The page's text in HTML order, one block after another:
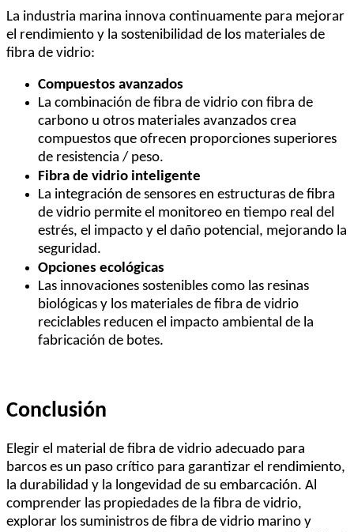
La industria marina innova continuamente para mejorar
el rendimiento y la sostenibilidad de los materiales de
fibra de vidrio:
Compuestos avanzados
La combinación de fibra de vidrio con fibra de
carbono u otros materiales avanzados crea
compuestos que ofrecen proporciones superiores
de resistencia / peso.
Fibra de vidrio inteligente
La integración de sensores en estructuras de fibra
de vidrio permite el monitoreo en tiempo real del
estrés, el impacto y el daño potencial, mejorando la
seguridad.
Opciones ecológicas
Las innovaciones sostenibles como las resinas
biológicas y los materiales de fibra de vidrio
reciclables reducen el impacto ambiental de la
fabricación de botes.
Conclusión
Elegir el material de fibra de vidrio adecuado para
barcos es un paso crítico para garantizar el rendimiento,
la durabilidad y la longevidad de su embarcación. Al
comprender las propiedades de la fibra de vidrio,
explorar los suministros de fibra de vidrio marino y